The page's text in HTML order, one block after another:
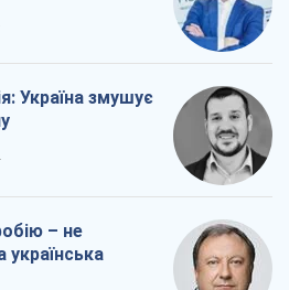
Україна змушує
– не
українська